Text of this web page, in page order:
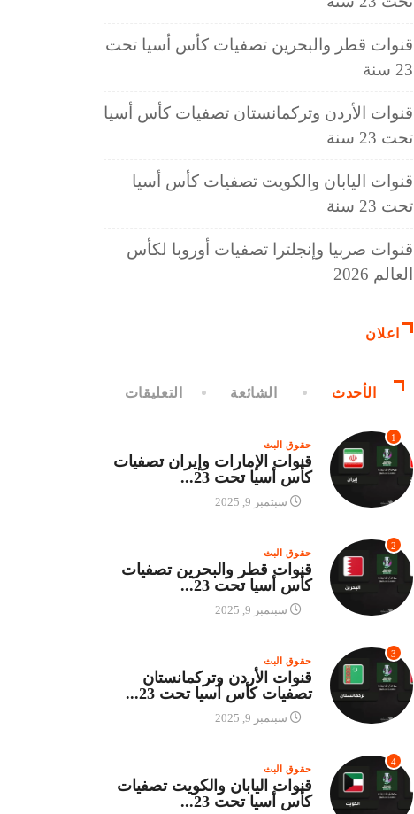
قنوات قطر والبحرين تصفيات كأس أسيا تحت
23 سنة
قنوات الأردن وتركمانستان تصفيات كأس أسيا
تحت 23 سنة
قنوات اليابان والكويت تصفيات كأس أسيا
تحت 23 سنة
قنوات صربيا وإنجلترا تصفيات أوروبا لكأس
العالم 2026
اعلان
الأحدث الشائعة التعليقات
1
حقوق البث
قنوات الإمارات وإيران تصفيات
كأس أسيا تحت 23...
سبتمبر 9, 2025
2
حقوق البث
قنوات قطر والبحرين تصفيات
كأس أسيا تحت 23...
سبتمبر 9, 2025
3
حقوق البث
قنوات الأردن وتركمانستان
تصفيات كأس أسيا تحت 23...
سبتمبر 9, 2025
4
حقوق البث
قنوات اليابان والكويت تصفيات
كأس أسيا تحت 23...